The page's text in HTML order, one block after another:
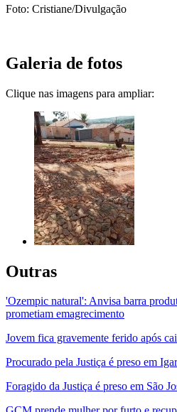
Foto: Cristiane/Divulgação
Galeria de fotos
Clique nas imagens para ampliar:
Outras
'Ozempic natural': Anvisa barra
prometiam emagrecimento
Jovem fica gravemente ferido após
Procurado pela Justiça é preso em
Foragido da Justiça é preso em São